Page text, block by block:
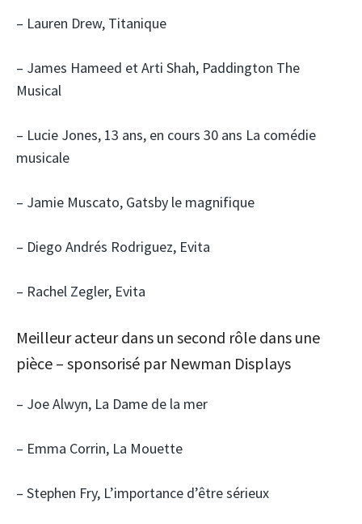
– Lauren Drew, Titanique
– James Hameed et Arti Shah, Paddington The
Musical
– Lucie Jones, 13 ans, en cours 30 ans La comédie
musicale
– Jamie Muscato, Gatsby le magnifique
– Diego Andrés Rodriguez, Evita
– Rachel Zegler, Evita
Meilleur acteur dans un second rôle dans une
pièce – sponsorisé par Newman Displays
– Joe Alwyn, La Dame de la mer
– Emma Corrin, La Mouette
– Stephen Fry, L’importance d’être sérieux